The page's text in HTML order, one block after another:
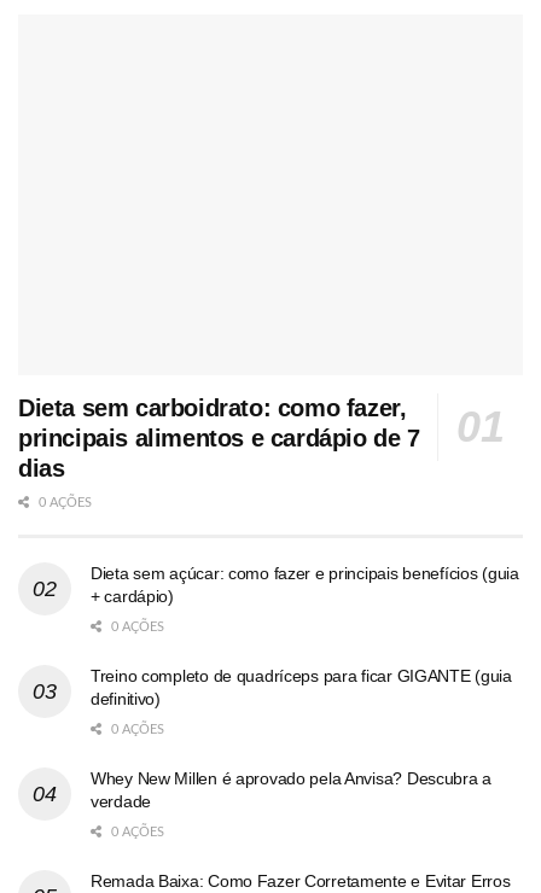
Dieta sem carboidrato: como fazer,
principais alimentos e cardápio de 7
dias
0 AÇÕES
Dieta sem açúcar: como fazer e principais benefícios (guia
+ cardápio)
0 AÇÕES
Treino completo de quadríceps para ficar GIGANTE (guia
definitivo)
0 AÇÕES
Whey New Millen é aprovado pela Anvisa? Descubra a
verdade
0 AÇÕES
Remada Baixa: Como Fazer Corretamente e Evitar Erros